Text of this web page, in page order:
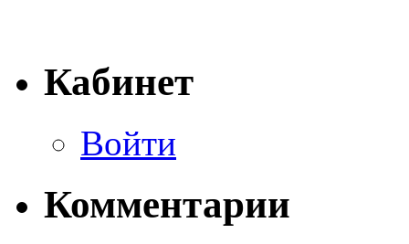
Кабинет
Войти
Комментарии